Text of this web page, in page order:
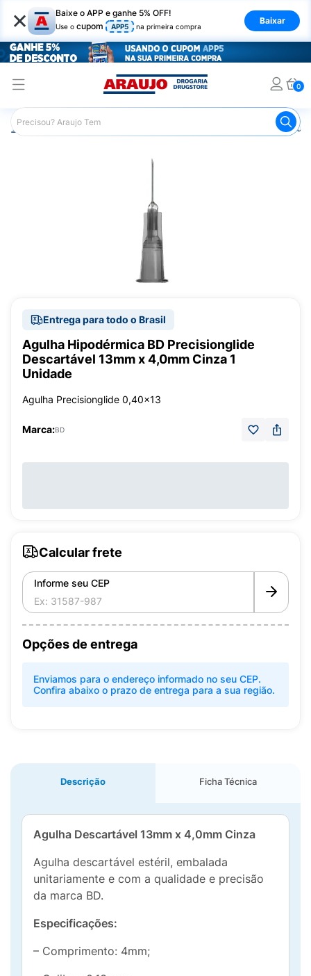
× Baixe o APP e ganhe 5% OFF!
Use o cupom APP5 na primeira compra
Baixar
0
Araujo Saúde e Bem Estar
Entrega para todo o Brasil
Agulha Hipodérmica BD Precisionglide
Descartável 13mm x 4,0mm Cinza 1
Unidade
Agulha Precisionglide 0,40x13
Marca:BD
Calcular frete
Informe seu CEP
Opções de entrega
Enviamos para o endereço informado no seu CEP.
Confira abaixo o prazo de entrega para a sua região.
Descrição Ficha Técnica
Agulha Descartável 13mm x 4,0mm Cinza
Agulha descartável estéril, embalada
unitariamente e com a qualidade e precisão
da marca BD.
Especificações:
– Comprimento: 4mm;